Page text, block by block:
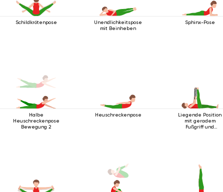
Schildkrötenpose
Unendlichkeitspose
mit Beinheben
Sphinx-Pose
Halbe
Heuschreckenpose
Bewegung 2
Heuschreckenpose
Liegende Position
mit geradem
Fußgriff und